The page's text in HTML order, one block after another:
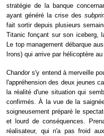
stratégie de la banque
ayant généré la crise des
fait sortir depuis plusieurs
Titanic fonçant sur son iceberg,
Le top management débarque
Irons) qui arrive par hélicoptère
Chandor s'y entend à merveille
l'appréhension des deux jeunes
la réalité d'une situation qui
confirmés. À la vue de la
soigneusement préparé le
et lourd de conséquences.
réalisateur, qui n'a pas froid